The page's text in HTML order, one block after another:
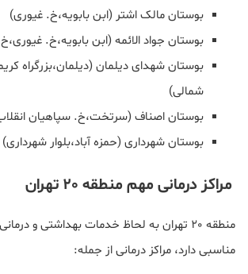
بوستان مالک اشتر (ابن بابویه،خ. غیوری)
بوستان جواد الائمه (ابن بابویه،خ.
بوستان شهدای دیلمان (دیلمان،بزرگراه
شمالی)
بوستان اصناف (سرتخت،خ. سپاهیان
بوستان شهرداری (حمزه آباد،بلوار شهرداری)
مراکز درمانی مهم منطقه 20 تهران
منطقه 20 تهران به لحاظ خدمات بهداشتی و
مناسبی دارد، مراکز درمانی از جمله: